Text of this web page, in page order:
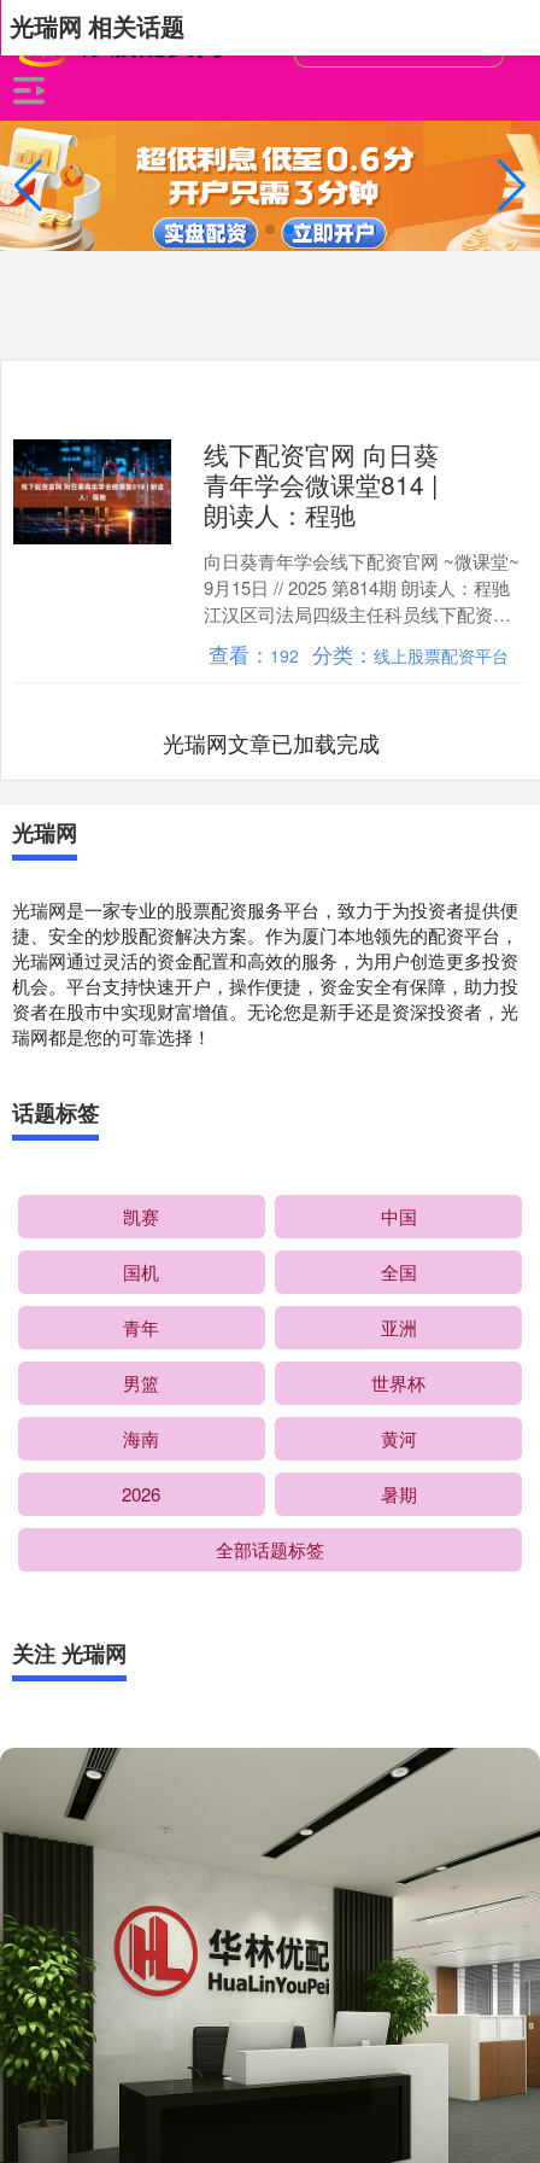
光瑞网 相关话题
线下配资官网 向日葵
青年学会微课堂814 |
朗读人：程驰
向日葵青年学会线下配资官网 ~微课堂~
9月15日 // 2025 第814期 朗读人：程驰
江汉区司法局四级主任科员线下配资官
网 发布于：北京市....
查看： 192 分类：线上股票配资平台
光瑞网文章已加载完成
光瑞网
光瑞网是一家专业的股票配资服务平台，致力于为投资者提供便
捷、安全的炒股配资解决方案。作为厦门本地领先的配资平台，
光瑞网通过灵活的资金配置和高效的服务，为用户创造更多投资
机会。平台支持快速开户，操作便捷，资金安全有保障，助力投
资者在股市中实现财富增值。无论您是新手还是资深投资者，光
瑞网都是您的可靠选择！
话题标签
凯赛 中国
国机 全国
青年 亚洲
男篮 世界杯
海南 黄河
2026 暑期
全部话题标签
关注 光瑞网